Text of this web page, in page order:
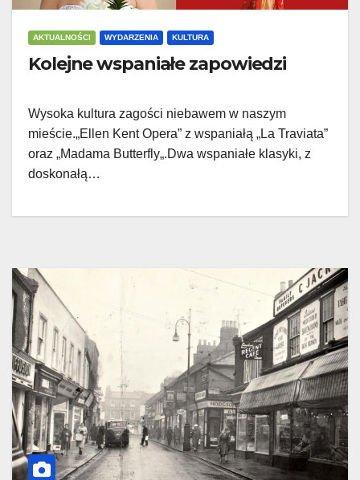
AKTUALNOŚCI WYDARZENIA KULTURA
Kolejne wspaniałe zapowiedzi
Wysoka kultura zagości niebawem w naszym
mieście.„Ellen Kent Opera” z wspaniałą „La Traviata”
oraz „Madama Butterfly„.Dwa wspaniałe klasyki, z
doskonałą…